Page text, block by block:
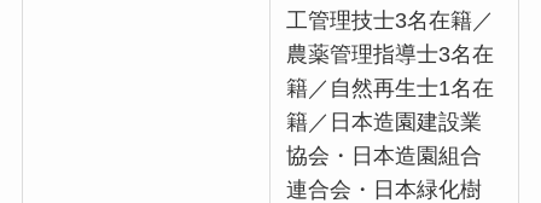
工管理技士3名在籍／
農薬管理指導士3名在
籍／自然再生士1名在
籍／日本造園建設業
協会・日本造園組合
連合会・日本緑化樹